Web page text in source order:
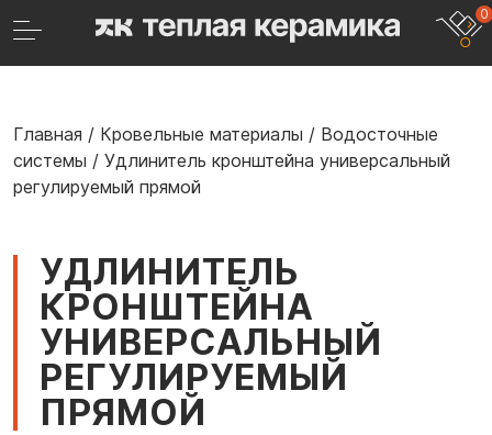
0
Главная / Кровельные материалы / Водосточные
системы / Удлинитель кронштейна универсальный
регулируемый прямой
УДЛИНИТЕЛЬ
КРОНШТЕЙНА
УНИВЕРСАЛЬНЫЙ
РЕГУЛИРУЕМЫЙ
ПРЯМОЙ